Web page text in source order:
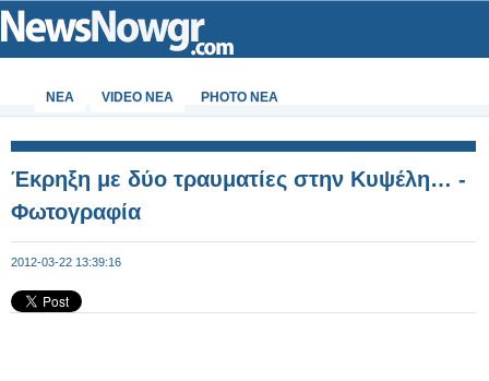
ΝΕΑ VIDEO NEA PHOTO NEA
Έκρηξη με δύο τραυματίες στην Κυψέλη… -
Φωτογραφία
2012-03-22 13:39:16